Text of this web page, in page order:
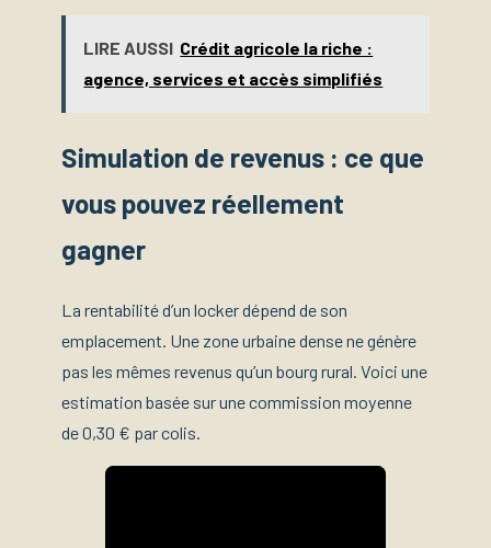
LIRE AUSSI Crédit agricole la riche :
agence, services et accès simplifiés
Simulation de revenus : ce que
vous pouvez réellement
gagner
La rentabilité d’un locker dépend de son
emplacement. Une zone urbaine dense ne génère
pas les mêmes revenus qu’un bourg rural. Voici une
estimation basée sur une commission moyenne
de 0,30 € par colis.